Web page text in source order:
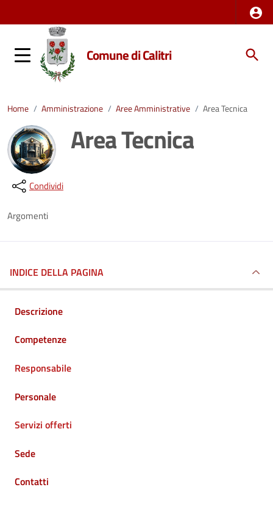
Comune di Calitri
Home / Amministrazione / Aree Amministrative / Area Tecnica
Area Tecnica
Condividi
Argomenti
INDICE DELLA PAGINA
Descrizione
Competenze
Responsabile
Personale
Servizi offerti
Sede
Contatti